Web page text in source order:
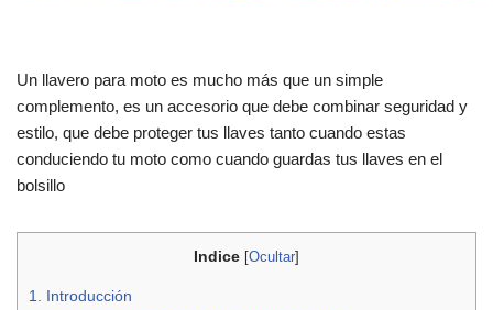
Un llavero para moto es mucho más que un simple
complemento, es un accesorio que debe combinar seguridad y
estilo, que debe proteger tus llaves tanto cuando estas
conduciendo tu moto como cuando guardas tus llaves en el
bolsillo
Indice [Ocultar]
1. Introducción